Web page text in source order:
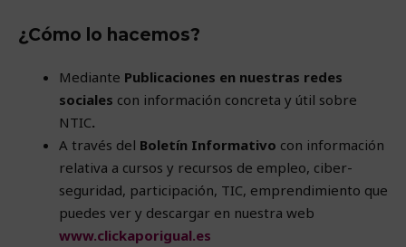
¿Cómo lo hacemos?
Mediante Publicaciones en nuestras redes
sociales con información concreta y útil sobre
NTIC.
A través del Boletín Informativo con información
relativa a cursos y recursos de empleo, ciber-
seguridad, participación, TIC, emprendimiento que
puedes ver y descargar en nuestra web
www.clickaporigual.es